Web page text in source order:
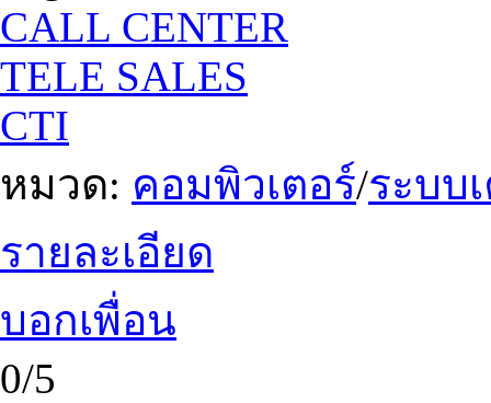
CALL CENTER
TELE SALES
CTI
หมวด: คอมพิวเตอร์/ระบบ
รายละเอียด
บอกเพื่อน
0/5